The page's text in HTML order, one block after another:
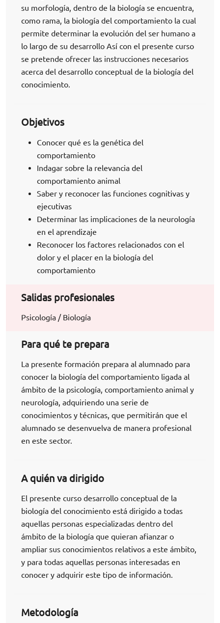
su morfología, dentro de la biología se encuentra,
como rama, la biología del comportamiento la cual
permite determinar la evolución del ser humano a
lo largo de su desarrollo Así con el presente curso
se pretende ofrecer las instrucciones necesarios
acerca del desarrollo conceptual de la biología del
conocimiento.
Objetivos
Conocer qué es la genética del
comportamiento
Indagar sobre la relevancia del
comportamiento animal
Saber y reconocer las funciones cognitivas y
ejecutivas
Determinar las implicaciones de la neurología
en el aprendizaje
Reconocer los factores relacionados con el
dolor y el placer en la biología del
comportamiento
Salidas profesionales
Psicología / Biología
Para qué te prepara
La presente formación prepara al alumnado para
conocer la biología del comportamiento ligada al
ámbito de la psicología, comportamiento animal y
neurología, adquiriendo una serie de
conocimientos y técnicas, que permitirán que el
alumnado se desenvuelva de manera profesional
en este sector.
A quién va dirigido
El presente curso desarrollo conceptual de la
biología del conocimiento está dirigido a todas
aquellas personas especializadas dentro del
ámbito de la biología que quieran afianzar o
ampliar sus conocimientos relativos a este ámbito,
y para todas aquellas personas interesadas en
conocer y adquirir este tipo de información.
Metodología